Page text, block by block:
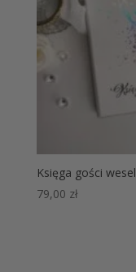
Księga gości
79,00 zł